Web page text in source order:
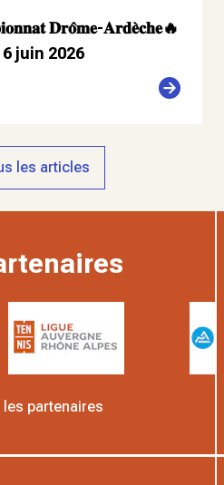
𝐃𝐫𝐨̂𝐦𝐞-𝐀𝐫𝐝𝐞̀𝐜𝐡𝐞🔥
juin 2026
les articles
partenaires